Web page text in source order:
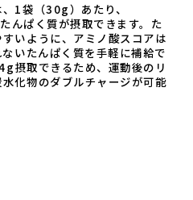
1袋（30g）あたり、
んぱく質が摂取できます。た
いように、アミノ酸スコアは
いたんぱく質を手軽に補給で
摂取できるため、運動後のリ
化物のダブルチャージが可能